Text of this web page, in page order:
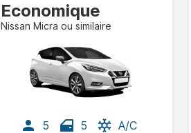
Economique
Nissan Micra ou similaire
5 5
A/C